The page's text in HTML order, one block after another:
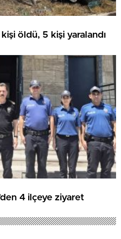
kişi öldü, 5 kişi yaralandı
4 ilçeye ziyaret